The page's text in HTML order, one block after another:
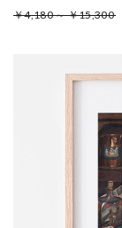
￥4,180 ～ ￥15,300